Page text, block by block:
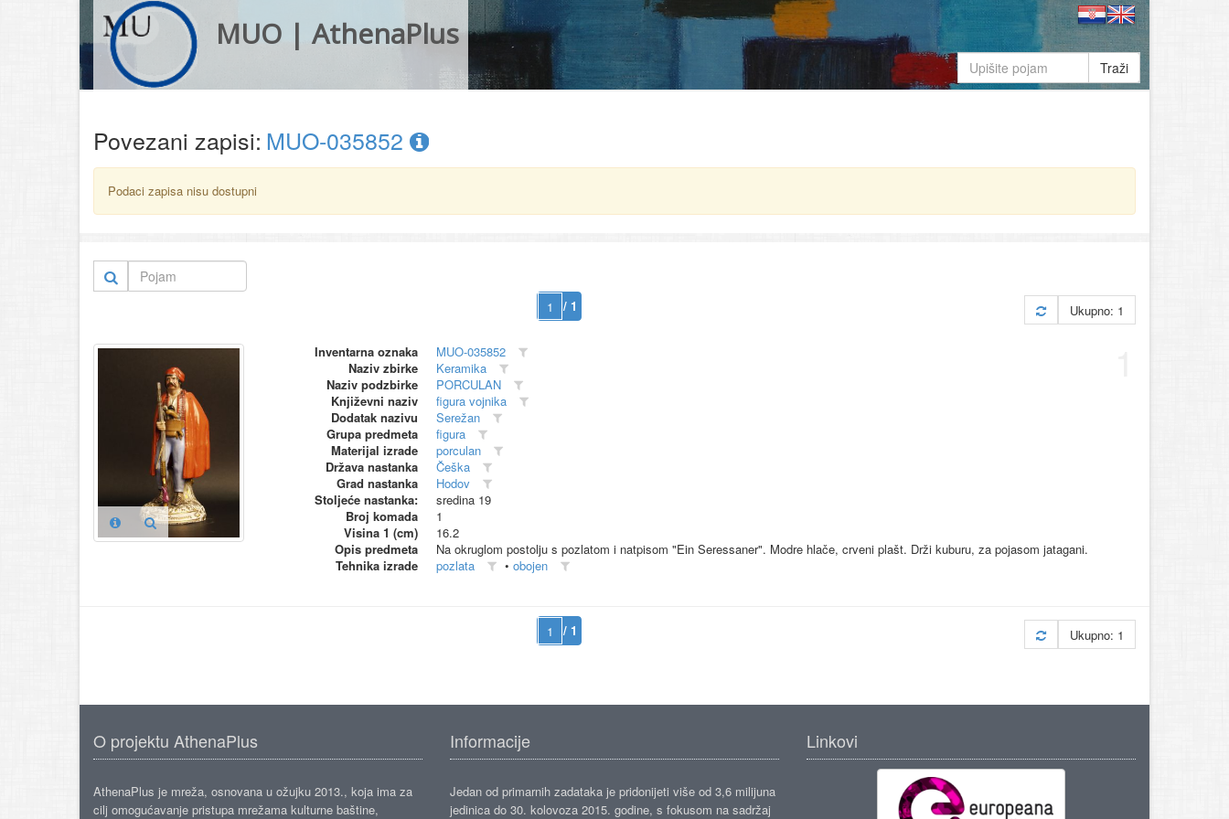
MUO | AthenaPlus
Traži
Povezani zapisi: MUO-035852
Podaci zapisa nisu dostupni
/ 1 Ukupno: 1
Inventarna oznaka
MUO-035852
Naziv zbirke
Keramika
Naziv podzbirke
PORCULAN
Književni naziv
figura vojnika
Dodatak nazivu
Serežan
Grupa predmeta
figura
Materijal izrade
porculan
Država nastanka
Češka
Grad nastanka
Hodov
Stoljeće nastanka:
sredina 19
Broj komada
1
Visina 1 (cm)
16.2
Opis predmeta
Na okruglom postolju s pozlatom i natpisom "Ein Seressaner". Modre hlače, crveni plašt. Drži kuburu, za pojasom jatagani.
Tehnika izrade
pozlata • obojen
/ 1 Ukupno: 1
O projektu AthenaPlus
AthenaPlus je mreža, osnovana u ožujku 2013., koja ima za
cilj omogućavanje pristupa mrežama kulturne baštine,
Informacije
Jedan od primarnih zadataka je pridonijeti više od 3,6 milijuna
jedinica do 30. kolovoza 2015. godine, s fokusom na sadržaj
Linkovi